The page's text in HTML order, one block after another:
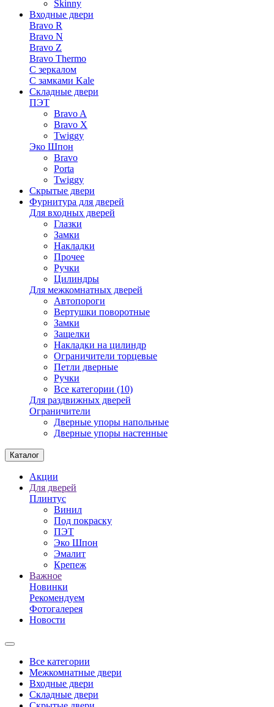
Skinny
Входные двери
Bravo R
Bravo N
Bravo Z
Bravo Thermo
С зеркалом
С замками Kale
Складные двери
ПЭТ
Bravo A
Bravo X
Twiggy
Эко Шпон
Bravo
Porta
Twiggy
Скрытые двери
Фурнитура для дверей
Для входных дверей
Глазки
Замки
Накладки
Прочее
Ручки
Цилиндры
Для межкомнатных дверей
Автопороги
Вертушки поворотные
Замки
Защелки
Накладки на цилиндр
Ограничители торцевые
Петли дверные
Ручки
Все категории (10)
Для раздвижных дверей
Ограничители
Дверные упоры напольные
Дверные упоры настенные
Каталог
Акции
Для дверей
Плинтус
Винил
Под покраску
ПЭТ
Эко Шпон
Эмалит
Крепеж
Важное
Новинки
Рекомендуем
Фотогалерея
Новости
Все категории
Межкомнатные двери
Входные двери
Складные двери